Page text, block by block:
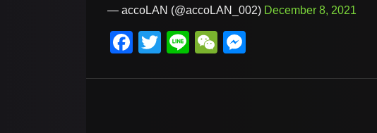
— accoLAN (@accoLAN_002) December 8, 2021
Facebook
Twitter
LineWeChat